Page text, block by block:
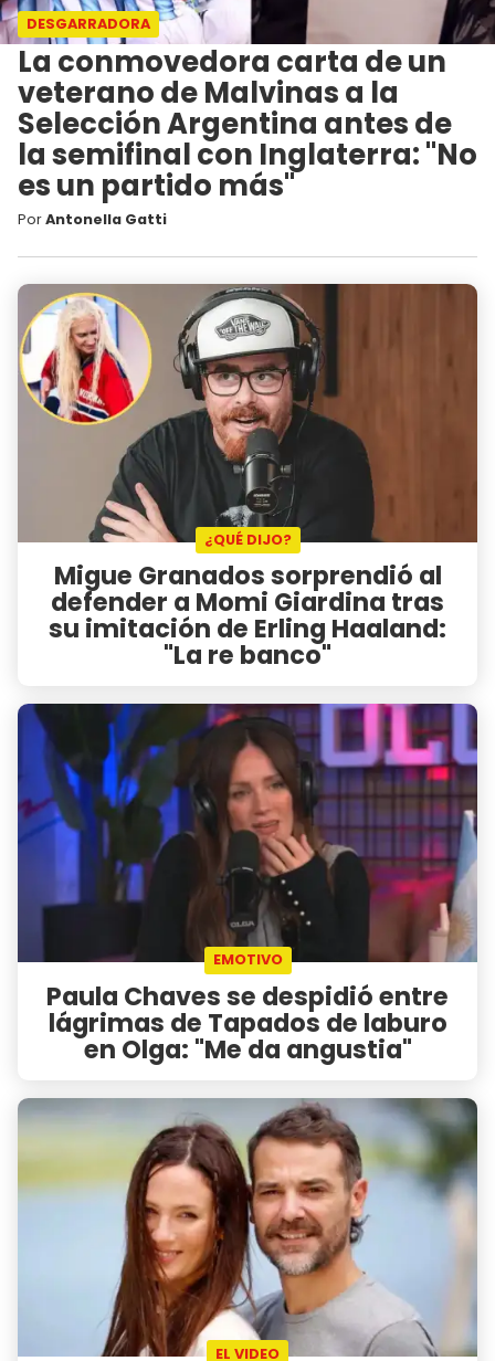
DESGARRADORA
La conmovedora carta de un
veterano de Malvinas a la
Selección Argentina antes de
la semifinal con Inglaterra: "No
es un partido más"
PorAntonella Gatti
¿QUÉ DIJO?
Migue Granados sorprendió al
defender a Momi Giardina tras
su imitación de Erling Haaland:
"La re banco"
EMOTIVO
Paula Chaves se despidió entre
lágrimas de Tapados de laburo
en Olga: "Me da angustia"
EL VIDEO